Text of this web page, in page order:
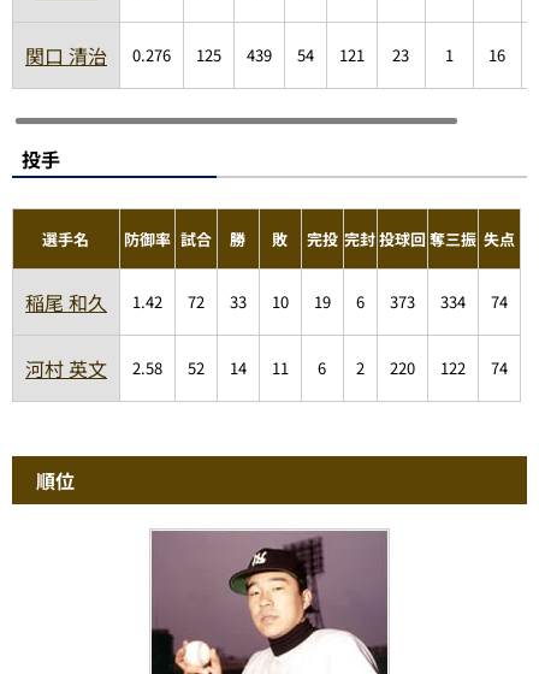
関口 清治 0.276 125 439 54 121 23 1 16
投手
選手名 防御率 試合 勝 敗 完投 完封投球回 奪三振 失点
稲尾 和久 1.42 72 33 10 19 6 373 334 74
河村 英文 2.58 52 14 11 6 2 220 122 74
順位